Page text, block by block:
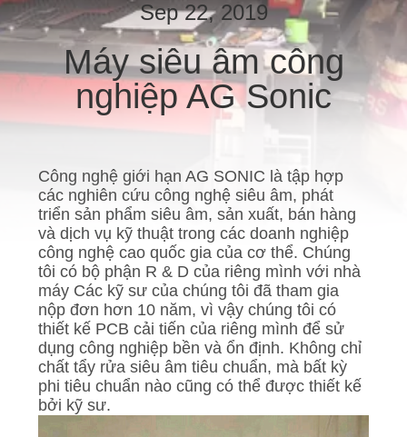
VỀ
CHÚNG
TÔI
THAM
NHÀ
MÁY
KIỂM
SOÁT
CHẤT
LƯỢNG
LIÊN
Sep 22, 2019
Máy siêu âm công
nghiệp AG Sonic
Công nghệ giới hạn AG SONIC là tập hợp
các nghiên cứu công nghệ siêu âm, phát
triển sản phẩm siêu âm, sản xuất, bán hàng
và dịch vụ kỹ thuật trong các doanh nghiệp
công nghệ cao quốc gia của cơ thể. Chúng
tôi có bộ phận R & D của riêng mình với nhà
máy Các kỹ sư của chúng tôi đã tham gia
nộp đơn hơn 10 năm, vì vậy chúng tôi có
thiết kế PCB cải tiến của riêng mình để sử
dụng công nghiệp bền và ổn định. Không chỉ
chất tẩy rửa siêu âm tiêu chuẩn, mà bất kỳ
phi tiêu chuẩn nào cũng có thể được thiết kế
bởi kỹ sư.